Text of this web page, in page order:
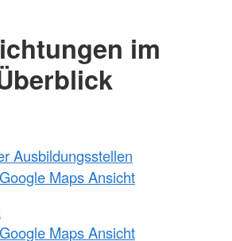
im
Ausbildungsstellen
Maps Ansicht
Maps Ansicht